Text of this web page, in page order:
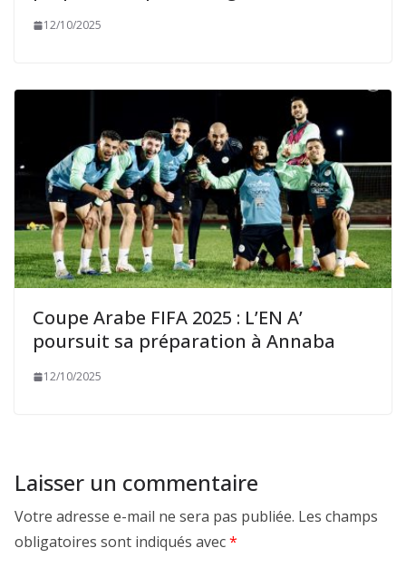
12/10/2025
Coupe Arabe FIFA 2025 : L’EN A’
poursuit sa préparation à Annaba
12/10/2025
Laisser un commentaire
Votre adresse e-mail ne sera pas publiée. Les champs
obligatoires sont indiqués avec*